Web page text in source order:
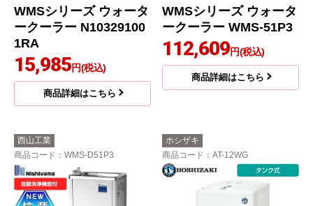
WMSシリーズ ウォータ
ークーラー N10329100
1RA
15,985円(税込)
商品詳細はこちら
WMSシリーズ ウォータ
ークーラー WMS-51P3
112,609円(税込)
商品詳細はこちら
西山工業
商品コード ：WMS-D51P3
ホシザキ
商品コード ：AT-12WG